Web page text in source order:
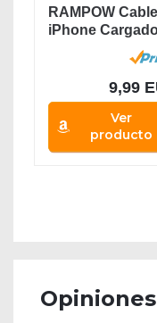
RAMPOW Cable
iPhone
iPhone - [Apple
9,99
Ver
producto